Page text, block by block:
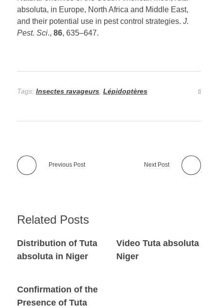
absoluta, in Europe, North Africa and Middle East,
and their potential use in pest control strategies. J.
Pest. Sci., 86, 635–647.
Tags: Insectes ravageurs Lépidoptères
Previous Post Next Post
Related Posts
Distribution of Tuta
absoluta in Niger
Video Tuta absoluta
Niger
Confirmation of the
Presence of Tuta